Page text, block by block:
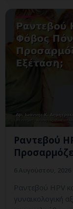
Ραντεβού
Ραντεβού HPV
γυναικολογική